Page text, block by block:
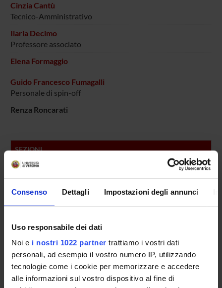
Consenso Dettagli Impostazioni degli annunci
Uso responsabile dei dati
Noi e i nostri 1022 partner trattiamo i vostri dati
personali, ad esempio il vostro numero IP, utilizzando
tecnologie come i cookie per memorizzare e accedere
alle informazioni sul vostro dispositivo al fine di
Cinzia Cantù
Tecnico-Amministrativo
Ilaria Decimo
Professore associato
Elena Formaggio
Guido Francesco Fumagalli
Personale di spin-off
Renza Roncarati
SEZIONI
Farmacologia
PUBBLICAZIONI
Cholinergic function modulation by NTs in rat BF cultures
Neural agrin controls maturation of the excitation-
p75 neurotrophin receptor distribution and transport in